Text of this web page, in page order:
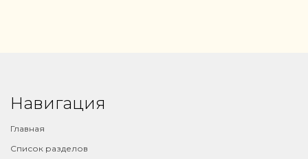
Навигация
Главная
Список разделов